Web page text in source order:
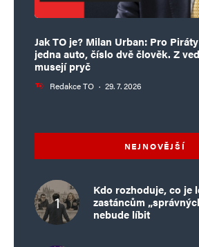
Jak TO je? Milan Urban: Pro
jedna auto, číslo dvě člověk. Z
musejí pryč
Redakce TO · 29. 7. 2026
NEJNOVĚJŠÍ
Kdo rozhoduje, co je
zastáncům
nebude líbit